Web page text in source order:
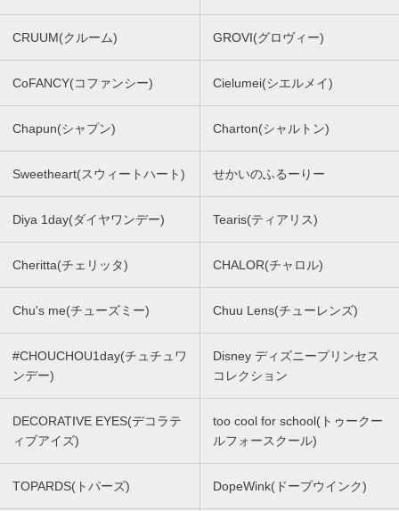
CRUUM(クルーム) GROVI(グロヴィー)
CoFANCY(コファンシー) Cielumei(シエルメイ)
Chapun(シャプン) Charton(シャルトン)
Sweetheart(スウィートハート) せかいのふるーりー
Diya 1day(ダイヤワンデー) Tearis(ティアリス)
Cheritta(チェリッタ) CHALOR(チャロル)
Chu's me(チューズミー) Chuu Lens(チューレンズ)
#CHOUCHOU1day(チュチュワ
ンデー)
Disney ディズニープリンセス
コレクション
DECORATIVE EYES(デコラテ
ィブアイズ)
too cool for school(トゥークー
ルフォースクール)
TOPARDS(トパーズ) DopeWink(ドープウインク)